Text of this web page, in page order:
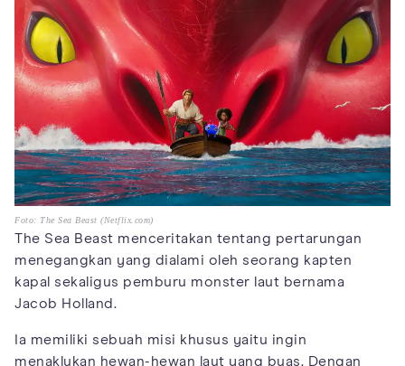
Foto: The Sea Beast (Netflix.com)
The Sea Beast menceritakan tentang pertarungan
menegangkan yang dialami oleh seorang kapten
kapal sekaligus pemburu monster laut bernama
Jacob Holland.
Ia memiliki sebuah misi khusus yaitu ingin
menaklukan hewan-hewan laut yang buas. Dengan